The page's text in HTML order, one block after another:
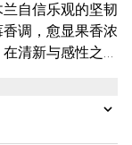
自信乐观的坚韧
调，愈显果香浓
清新与感性之间